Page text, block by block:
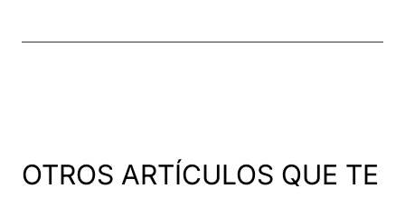
OTROS ARTÍCULOS QUE TE